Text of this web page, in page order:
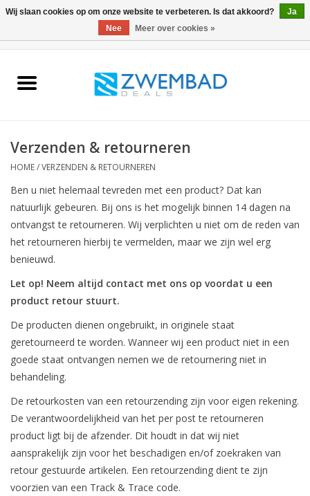
Zwembadonderhoud
Afdekkingen
Verzenden & retourneren
HOME/VERZENDEN & RETOURNEREN
Ben u niet helemaal tevreden met een product? Dat kan
natuurlijk gebeuren. Bij ons is het mogelijk binnen 14 dagen na
ontvangst te retourneren. Wij verplichten u niet om de reden van
het retourneren hierbij te vermelden, maar we zijn wel erg
benieuwd.
Let op! Neem altijd contact met ons op voordat u een
product retour stuurt.
De producten dienen ongebruikt, in originele staat
geretourneerd te worden. Wanneer wij een product niet in een
goede staat ontvangen nemen we de retournering niet in
behandeling.
De retourkosten van een retourzending zijn voor eigen rekening.
De verantwoordelijkheid van het per post te retourneren
product ligt bij de afzender. Dit houdt in dat wij niet
aansprakelijk zijn voor het beschadigen en/of zoekraken van
retour gestuurde artikelen. Een retourzending dient te zijn
voorzien van een Track & Trace code.
Wij slaan cookies op om onze website te verbeteren. Is dat akkoord?
Ja
Nee
Meer over cookies »